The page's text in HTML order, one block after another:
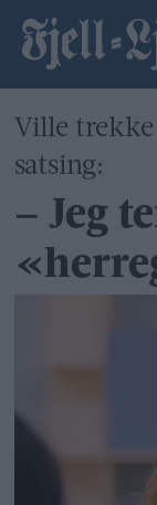
Ville trekke
satsing:
– Jeg